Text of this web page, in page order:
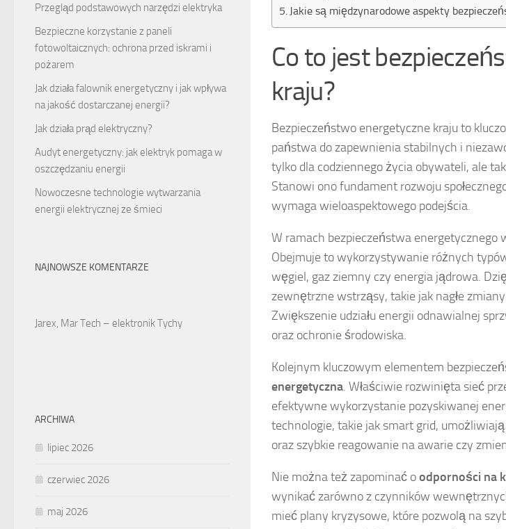
Jakie są międzynarodowe aspekty
Co to jest
kraju?
Bezpieczeństwo energetyczne kraju to
państwa do zapewnienia stabilnych i
tylko dla codziennego życia obywateli, ale
Stanowi ono fundament rozwoju
wymaga wieloaspektowego podejścia.
W ramach bezpieczeństwa energetycznego
Obejmuje to wykorzystywanie różnych
węgiel, gaz ziemny czy energia jądrowa.
zewnętrzne wstrząsy, takie jak nagłe
Zwiększenie udziału energii odnawialnej
oraz ochronie środowiska.
Kolejnym kluczowym elementem
energetyczna. Właściwie rozwinięta sieć
efektywne wykorzystanie pozyskiwanej
technologie, takie jak smart grid,
oraz szybkie reagowanie na awarie czy
Nie można też zapominać oodporności na
wynikać zarówno z czynników
mieć plany kryzysowe, które pozwolą na
Przegląd podstawowych narzędzi elektryka
Bezpieczne korzystanie z paneli
fotowoltaicznych: ochrona przed iskrami i
pożarem
Jak działa falownik energetyczny i jak wpływa
na jakość dostarczanej energii?
Jak działa prąd elektryczny?
Audyt energetyczny: jak elektryk pomaga w
oszczędzaniu energii
Nowoczesne technologie wytwarzania
energii elektrycznej ze śmieci
NAJNOWSZE KOMENTARZE
Jarex, Mar Tech – elektronik Tychy
ARCHIWA
lipiec 2026
czerwiec 2026
maj 2026